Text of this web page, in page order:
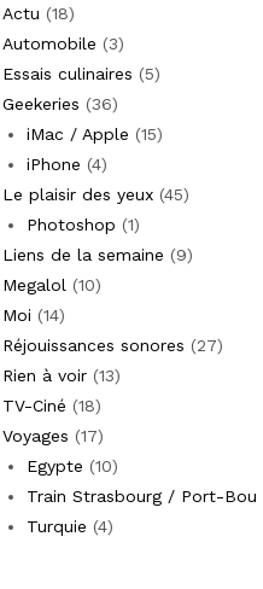
Actu (18)
Automobile (3)
Essais culinaires (5)
Geekeries (36)
iMac / Apple (15)
iPhone (4)
Le plaisir des yeux (45)
Photoshop (1)
Liens de la semaine (9)
Megalol (10)
Moi (14)
Réjouissances sonores (27)
Rien à voir (13)
TV-Ciné (18)
Voyages (17)
Egypte (10)
Train Strasbourg / Port-Bou
Turquie (4)